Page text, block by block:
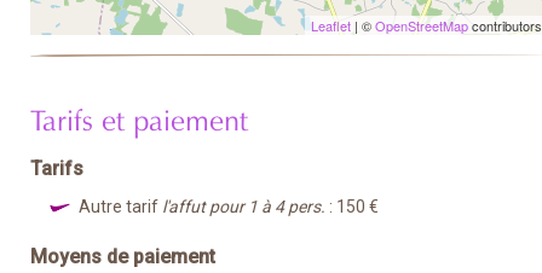
Leaflet | ©OpenStreetMapcontributors
Tarifs et paiement
Tarifs
Autre tarif l'affut pour 1 à 4 pers. : 150 €
Moyens de paiement